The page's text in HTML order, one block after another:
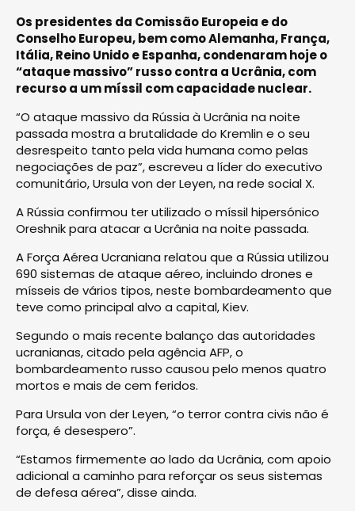
Os presidentes da Comissão Europeia e do
Conselho Europeu, bem como Alemanha, França,
Itália, Reino Unido e Espanha, condenaram hoje o
“ataque massivo” russo contra a Ucrânia, com
recurso a um míssil com capacidade nuclear.
“O ataque massivo da Rússia à Ucrânia na noite
passada mostra a brutalidade do Kremlin e o seu
desrespeito tanto pela vida humana como pelas
negociações de paz”, escreveu a líder do executivo
comunitário, Ursula von der Leyen, na rede social X.
A Rússia confirmou ter utilizado o míssil hipersónico
Oreshnik para atacar a Ucrânia na noite passada.
A Força Aérea Ucraniana relatou que a Rússia utilizou
690 sistemas de ataque aéreo, incluindo drones e
mísseis de vários tipos, neste bombardeamento que
teve como principal alvo a capital, Kiev.
Segundo o mais recente balanço das autoridades
ucranianas, citado pela agência AFP, o
bombardeamento russo causou pelo menos quatro
mortos e mais de cem feridos.
Para Ursula von der Leyen, “o terror contra civis não é
força, é desespero”.
“Estamos firmemente ao lado da Ucrânia, com apoio
adicional a caminho para reforçar os seus sistemas
de defesa aérea”, disse ainda.